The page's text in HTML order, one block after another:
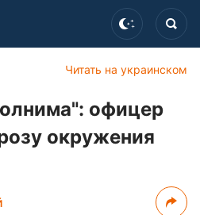
Читать на украинском
офицер
окружения